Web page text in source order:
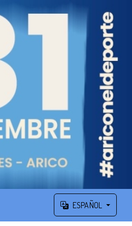
ESPAÑOL